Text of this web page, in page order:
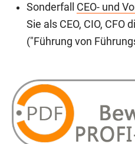
Sonderfall CEO- und
Sie als CEO, CIO, CFO
("Führung von